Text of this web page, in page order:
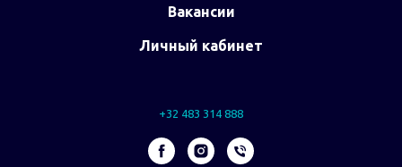
Вакансии
Личный кабинет
+32 483 314 888